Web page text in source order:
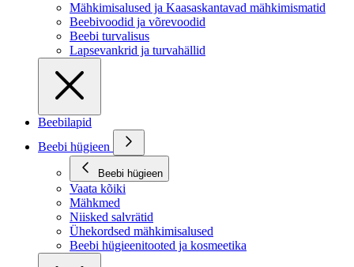
Mähkimisalused ja Kaasaskantavad mähkimismatid
Beebivoodid ja võrevoodid
Beebi turvalisus
Lapsevankrid ja turvahällid
Beebilapid
Beebi hügieen
Beebi hügieen
Vaata kõiki
Mähkmed
Niisked salvrätid
Ühekordsed mähkimisalused
Beebi hügieenitooted ja kosmeetika